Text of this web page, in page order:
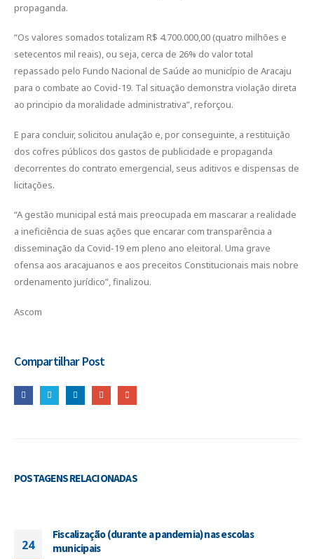
propaganda.
“Os valores somados totalizam R$ 4.700.000,00 (quatro milhões e
setecentos mil reais), ou seja, cerca de 26% do valor total
repassado pelo Fundo Nacional de Saúde ao município de Aracaju
para o combate ao Covid-19. Tal situação demonstra violação direta
ao principio da moralidade administrativa”, reforçou.
E para concluir, solicitou anulação e, por conseguinte, a restituição
dos cofres públicos dos gastos de publicidade e propaganda
decorrentes do contrato emergencial, seus aditivos e dispensas de
licitações.
“A gestão municipal está mais preocupada em mascarar a realidade
a ineficiência de suas ações que encarar com transparência a
disseminação da Covid-19 em pleno ano eleitoral. Uma grave
ofensa aos aracajuanos e aos preceitos Constitucionais mais nobre
ordenamento jurídico”, finalizou.
Ascom
Compartilhar Post
POSTAGENSRELACIONADAS
24
Fiscalização (durante a pandemia) nas escolas
municipais